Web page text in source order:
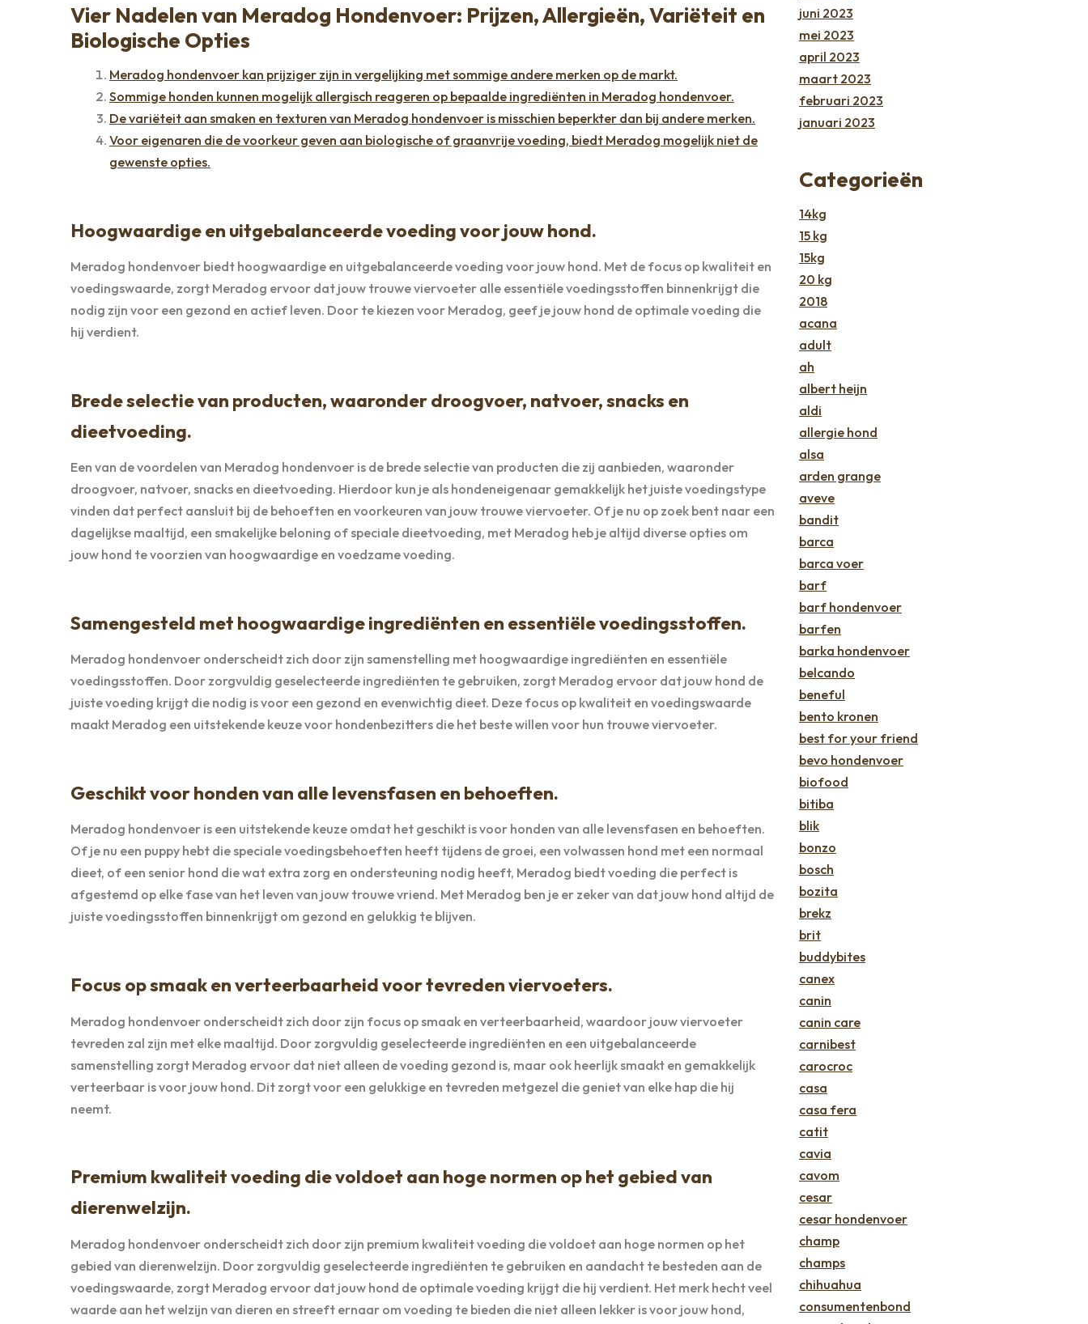
Vier Nadelen van Meradog Hondenvoer: Prijzen, Allergieën, Variëteit en
Biologische Opties
Meradog hondenvoer kan prijziger zijn in vergelijking met sommige andere merken op de markt.
Sommige honden kunnen mogelijk allergisch reageren op bepaalde ingrediënten in Meradog hondenvoer.
De variëteit aan smaken en texturen van Meradog hondenvoer is misschien beperkter dan bij andere merken.
Voor eigenaren die de voorkeur geven aan biologische of graanvrije voeding, biedt Meradog mogelijk niet de
gewenste opties.
Hoogwaardige en uitgebalanceerde voeding voor jouw hond.
Meradog hondenvoer biedt hoogwaardige en uitgebalanceerde voeding voor jouw hond. Met de focus op kwaliteit en
voedingswaarde, zorgt Meradog ervoor dat jouw trouwe viervoeter alle essentiële voedingsstoffen binnenkrijgt die
nodig zijn voor een gezond en actief leven. Door te kiezen voor Meradog, geef je jouw hond de optimale voeding die
hij verdient.
Brede selectie van producten, waaronder droogvoer, natvoer, snacks en
dieetvoeding.
Een van de voordelen van Meradog hondenvoer is de brede selectie van producten die zij aanbieden, waaronder
droogvoer, natvoer, snacks en dieetvoeding. Hierdoor kun je als hondeneigenaar gemakkelijk het juiste voedingstype
vinden dat perfect aansluit bij de behoeften en voorkeuren van jouw trouwe viervoeter. Of je nu op zoek bent naar een
dagelijkse maaltijd, een smakelijke beloning of speciale dieetvoeding, met Meradog heb je altijd diverse opties om
jouw hond te voorzien van hoogwaardige en voedzame voeding.
Samengesteld met hoogwaardige ingrediënten en essentiële voedingsstoffen.
Meradog hondenvoer onderscheidt zich door zijn samenstelling met hoogwaardige ingrediënten en essentiële
voedingsstoffen. Door zorgvuldig geselecteerde ingrediënten te gebruiken, zorgt Meradog ervoor dat jouw hond de
juiste voeding krijgt die nodig is voor een gezond en evenwichtig dieet. Deze focus op kwaliteit en voedingswaarde
maakt Meradog een uitstekende keuze voor hondenbezitters die het beste willen voor hun trouwe viervoeter.
Geschikt voor honden van alle levensfasen en behoeften.
Meradog hondenvoer is een uitstekende keuze omdat het geschikt is voor honden van alle levensfasen en behoeften.
Of je nu een puppy hebt die speciale voedingsbehoeften heeft tijdens de groei, een volwassen hond met een normaal
dieet, of een senior hond die wat extra zorg en ondersteuning nodig heeft, Meradog biedt voeding die perfect is
afgestemd op elke fase van het leven van jouw trouwe vriend. Met Meradog ben je er zeker van dat jouw hond altijd de
juiste voedingsstoffen binnenkrijgt om gezond en gelukkig te blijven.
Focus op smaak en verteerbaarheid voor tevreden viervoeters.
Meradog hondenvoer onderscheidt zich door zijn focus op smaak en verteerbaarheid, waardoor jouw viervoeter
tevreden zal zijn met elke maaltijd. Door zorgvuldig geselecteerde ingrediënten en een uitgebalanceerde
samenstelling zorgt Meradog ervoor dat niet alleen de voeding gezond is, maar ook heerlijk smaakt en gemakkelijk
verteerbaar is voor jouw hond. Dit zorgt voor een gelukkige en tevreden metgezel die geniet van elke hap die hij
neemt.
Premium kwaliteit voeding die voldoet aan hoge normen op het gebied van
dierenwelzijn.
Meradog hondenvoer onderscheidt zich door zijn premium kwaliteit voeding die voldoet aan hoge normen op het
gebied van dierenwelzijn. Door zorgvuldig geselecteerde ingrediënten te gebruiken en aandacht te besteden aan de
voedingswaarde, zorgt Meradog ervoor dat jouw hond de optimale voeding krijgt die hij verdient. Het merk hecht veel
waarde aan het welzijn van dieren en streeft ernaar om voeding te bieden die niet alleen lekker is voor jouw hond,
juni 2023
mei 2023
april 2023
maart 2023
februari 2023
januari 2023
Categorieën
14kg
15 kg
15kg
20 kg
2018
acana
adult
ah
albert heijn
aldi
allergie hond
alsa
arden grange
aveve
bandit
barca
barca voer
barf
barf hondenvoer
barfen
barka hondenvoer
belcando
beneful
bento kronen
best for your friend
bevo hondenvoer
biofood
bitiba
blik
bonzo
bosch
bozita
brekz
brit
buddybites
canex
canin
canin care
carnibest
carocroc
casa
casa fera
catit
cavia
cavom
cesar
cesar hondenvoer
champ
champs
chihuahua
consumentenbond